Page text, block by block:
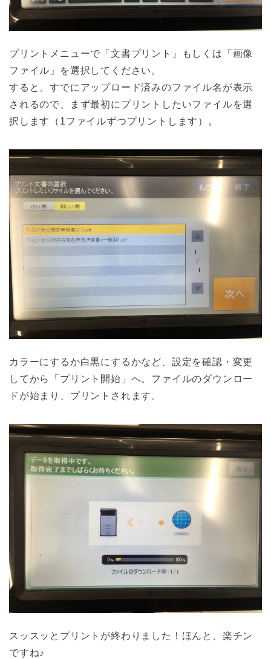
プリントメニューで「文書プリント」もしくは「画像
ファイル」を選択してください。
すると、すでにアップロード済みのファイル名が表示
されるので、まず最初にプリントしたいファイルを選
択します（1ファイルずつプリントします）。
カラーにするか白黒にするかなど、設定を確認・変更
してから「プリント開始」へ。ファイルのダウンロー
ドが始まり、プリントされます。
スッスッとプリントが終わりました！ほんと、楽チン
ですね♪